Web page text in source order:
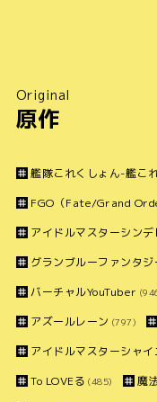
Original
原作
艦隊これくしょん-艦こ
FGO（Fate/Grand
アイドルマスターシン
グランブルーファンタジ
バーチャルYouTuber
アズールレーン (797)
アイドルマスターシャ
To LOVEる (485) 魔